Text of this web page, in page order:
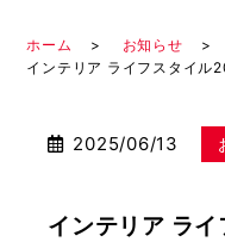
ホーム
お知らせ
インテリア ライフスタイル
2025/06/13
インテリア ラ